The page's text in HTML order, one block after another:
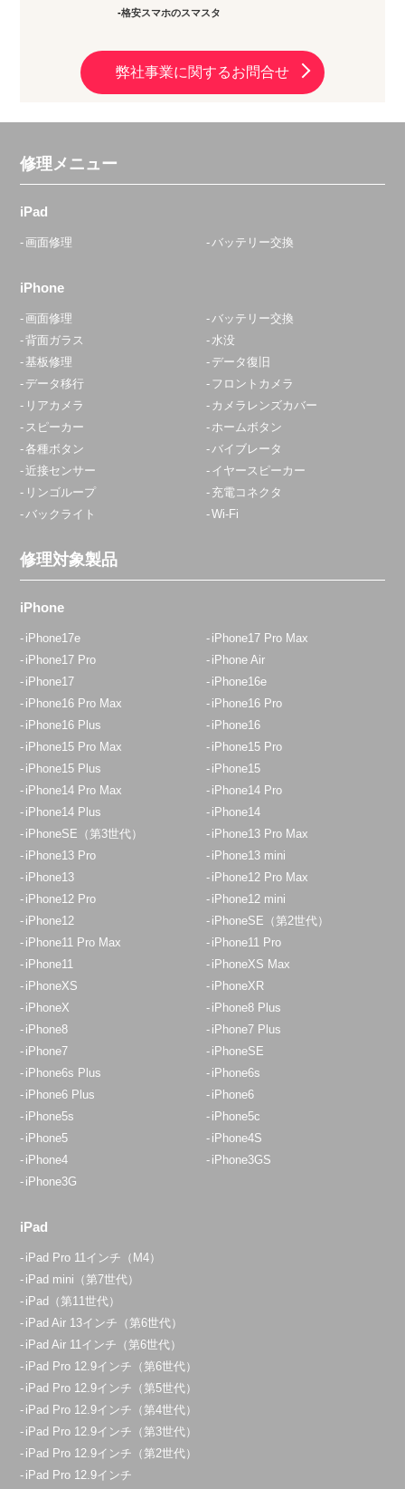
格安スマホのスマスタ
弊社事業に関するお問合せ
修理メニュー
iPad
画面修理 バッテリー交換
iPhone
画面修理
バッテリー交換
背面ガラス
水没
基板修理
データ復旧
データ移行
フロントカメラ
リアカメラ
カメラレンズカバー
スピーカー
ホームボタン
各種ボタン
バイブレータ
近接センサー
イヤースピーカー
リンゴループ
充電コネクタ
バックライト
Wi-Fi
修理対象製品
iPhone
iPhone17e
iPhone17 Pro Max
iPhone17 Pro
iPhone Air
iPhone17
iPhone16e
iPhone16 Pro Max
iPhone16 Pro
iPhone16 Plus
iPhone16
iPhone15 Pro Max
iPhone15 Pro
iPhone15 Plus
iPhone15
iPhone14 Pro Max
iPhone14 Pro
iPhone14 Plus
iPhone14
iPhoneSE（第3世代）
iPhone13 Pro Max
iPhone13 Pro
iPhone13 mini
iPhone13
iPhone12 Pro Max
iPhone12 Pro
iPhone12 mini
iPhone12
iPhoneSE（第2世代）
iPhone11 Pro Max
iPhone11 Pro
iPhone11
iPhoneXS Max
iPhoneXS
iPhoneXR
iPhoneX
iPhone8 Plus
iPhone8
iPhone7 Plus
iPhone7
iPhoneSE
iPhone6s Plus
iPhone6s
iPhone6 Plus
iPhone6
iPhone5s
iPhone5c
iPhone5
iPhone4S
iPhone4
iPhone3GS
iPhone3G
iPad
iPad Pro 11インチ（M4）
iPad mini（第7世代）
iPad（第11世代）
iPad Air 13インチ（第6世代）
iPad Air 11インチ（第6世代）
iPad Pro 12.9インチ（第6世代）
iPad Pro 12.9インチ（第5世代）
iPad Pro 12.9インチ（第4世代）
iPad Pro 12.9インチ（第3世代）
iPad Pro 12.9インチ（第2世代）
iPad Pro 12.9インチ